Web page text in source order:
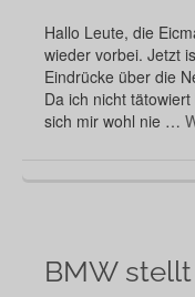
Hallo Leute, die
wieder vorbei. Jetzt
Eindrücke über die
Da ich nicht
sich mir wohl nie …
BMW